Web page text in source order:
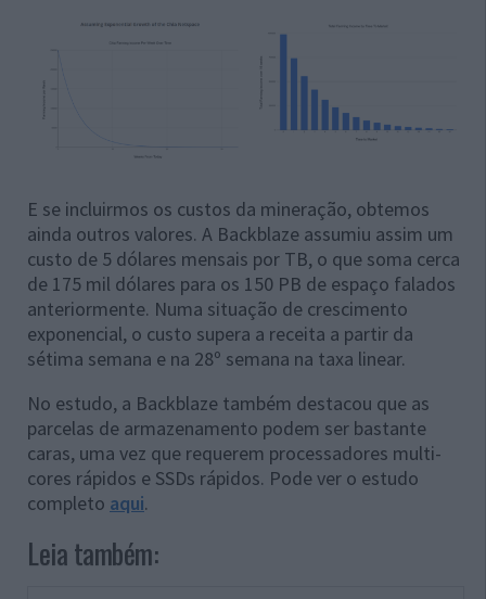
E se incluirmos os custos da mineração, obtemos
ainda outros valores. A Backblaze assumiu assim um
custo de 5 dólares mensais por TB, o que soma cerca
de 175 mil dólares para os 150 PB de espaço falados
anteriormente. Numa situação de crescimento
exponencial, o custo supera a receita a partir da
sétima semana e na 28º semana na taxa linear.
No estudo, a Backblaze também destacou que as
parcelas de armazenamento podem ser bastante
caras, uma vez que requerem processadores multi-
cores rápidos e SSDs rápidos. Pode ver o estudo
completo aqui.
Leia também: